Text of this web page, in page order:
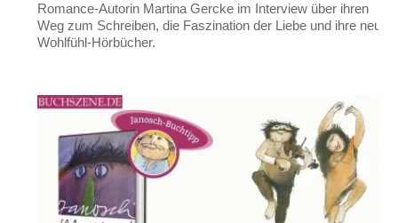
Romance-Autorin Martina Gercke im Interview über ihren
Weg zum Schreiben, die Faszination der Liebe und ihre neuen
Wohlfühl-Hörbücher.